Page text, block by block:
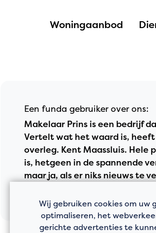
Woningaanbod
Een funda gebruiker over ons:
Makelaar Prins is een bedrijf
Vertelt wat het waard is,
overleg. Kent Maassluis. Hele
is, hetgeen in de spannende
maar ja, als er niks nieuws te
Wij gebruiken cookies om uw
optimaliseren, het
gerichte advertenties te